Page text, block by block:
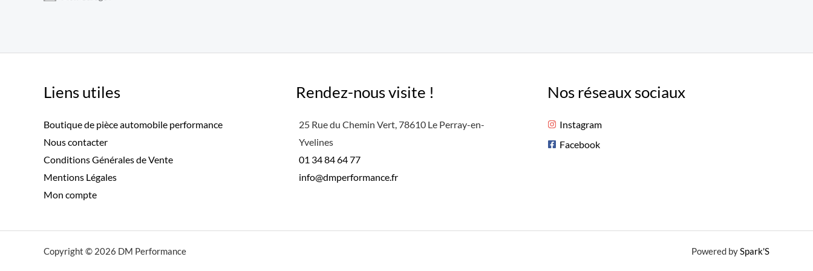
Liens utiles
Boutique de pièce automobile performance
Nous contacter
Conditions Générales de Vente
Mentions Légales
Mon compte
Rendez-nous visite !
25 Rue du Chemin Vert, 78610 Le Perray-en-
Yvelines
01 34 84 64 77
info@dmperformance.fr
Nos réseaux sociaux
Instagram
Facebook
Copyright © 2026 DM Performance Powered bySpark'S